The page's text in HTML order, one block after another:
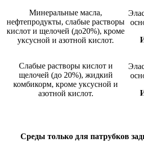
Минеральные масла,
нефтепродукты, слабые растворы
кислот и щелочей (до20%), кроме
уксусной и азотной кислот.
Слабые растворы кислот и
щелочей (до 20%), жидкий
комбикорм, кроме уксусной и
азотной кислот.
Среды только для патрубков